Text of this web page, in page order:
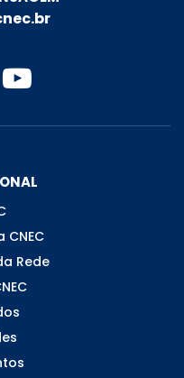
CNEC
Rede